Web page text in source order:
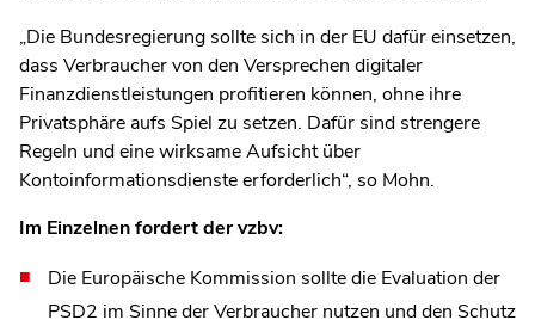
„Die Bundesregierung sollte sich in der EU dafür einsetzen,
dass Verbraucher von den Versprechen digitaler
Finanzdienstleistungen profitieren können, ohne ihre
Privatsphäre aufs Spiel zu setzen. Dafür sind strengere
Regeln und eine wirksame Aufsicht über
Kontoinformationsdienste erforderlich“, so Mohn.
Im Einzelnen fordert der vzbv:
Die Europäische Kommission sollte die Evaluation der
PSD2 im Sinne der Verbraucher nutzen und den Schutz